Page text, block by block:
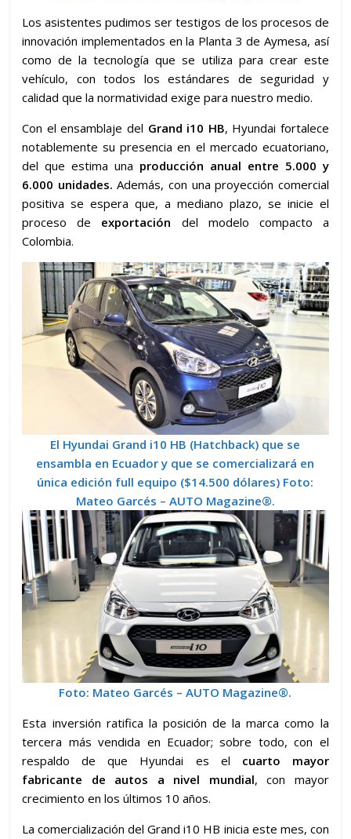
Los asistentes pudimos ser testigos de los procesos de
innovación implementados en la Planta 3 de Aymesa, así
como de la tecnología que se utiliza para crear este
vehículo, con todos los estándares de seguridad y
calidad que la normatividad exige para nuestro medio.
Con el ensamblaje del Grand i10 HB, Hyundai fortalece
notablemente su presencia en el mercado ecuatoriano,
del que estima una producción anual entre 5.000 y
6.000 unidades. Además, con una proyección comercial
positiva se espera que, a mediano plazo, se inicie el
proceso de exportación del modelo compacto a
Colombia.
El Hyundai Grand i10 HB (Hatchback) que se
ensambla en Ecuador y que se comercializará en
única edición full equipo ($14.500 dólares) Foto:
Mateo Garcés – AUTO Magazine®.
Foto: Mateo Garcés – AUTO Magazine®.
Esta inversión ratifica la posición de la marca como la
tercera más vendida en Ecuador; sobre todo, con el
respaldo de que Hyundai es el cuarto mayor
fabricante de autos a nivel mundial, con mayor
crecimiento en los últimos 10 años.
La comercialización del Grand i10 HB inicia este mes, con